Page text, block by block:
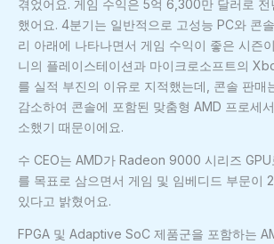
겪었어요. 게임 수익은 5억 6,300만 달러로
했어요. 4분기는 일반적으로 고성능 PC와 콘
리 아래에 나타나면서 게임 수익이 좋은 시즌
니의 플레이스테이션과 마이크로소프트의
를 실적 부진의 이유로 지적했는데, 콘솔 판매
감소하여 콘솔에 포함된 맞춤형 AMD 프로세
소했기 때문이에요.
수 CEO는 AMD가 Radeon 9000 시리즈 GPU
를 목표로 삼으면서 게임 및 임베디드 부문이
있다고 밝혔어요.
FPGA 및 Adaptive SoC 제품군을 포함하는